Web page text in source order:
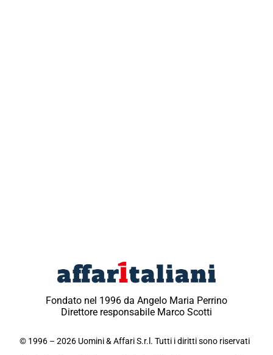
Fondato nel 1996 da Angelo Maria Perrino
Direttore responsabile Marco Scotti
© 1996 – 2026 Uomini & Affari S.r.l. Tutti i diritti sono riservati